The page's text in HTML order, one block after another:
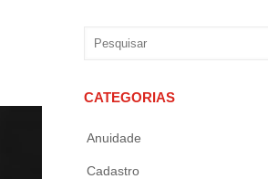
CATEGORIAS
Anuidade
Cadastro